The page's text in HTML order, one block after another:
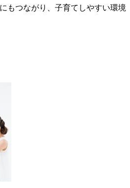
もつながり、子育てしやすい環境